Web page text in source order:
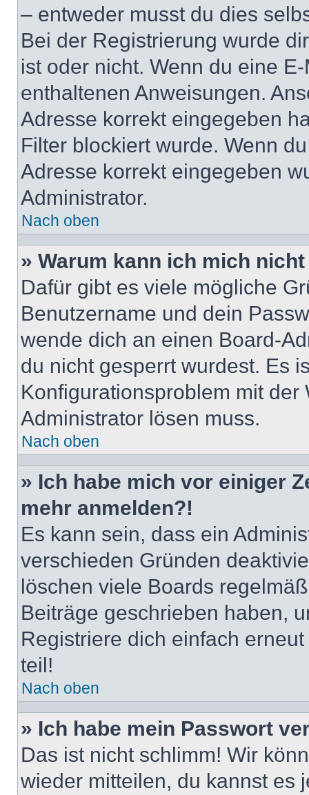
– entweder musst du dies
Bei der Registrierung wurde
ist oder nicht. Wenn du eine
enthaltenen Anweisungen.
Adresse korrekt eingegeben
Filter blockiert wurde. Wenn
Adresse korrekt eingegeben
Administrator.
Nach oben
» Warum kann ich mich
Dafür gibt es viele mögliche
Benutzername und dein
wende dich an einen Board-
du nicht gesperrt wurdest. Es
Konfigurationsproblem mit
Administrator lösen muss.
Nach oben
» Ich habe mich vor einiger
mehr anmelden?!
Es kann sein, dass ein
verschieden Gründen
löschen viele Boards
Beiträge geschrieben haben,
Registriere dich einfach
teil!
Nach oben
» Ich habe mein Passwort
Das ist nicht schlimm! Wir
wieder mitteilen, du kannst es